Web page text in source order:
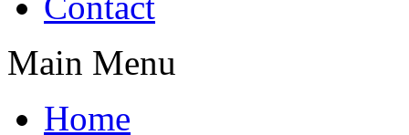
Main Menu
Home